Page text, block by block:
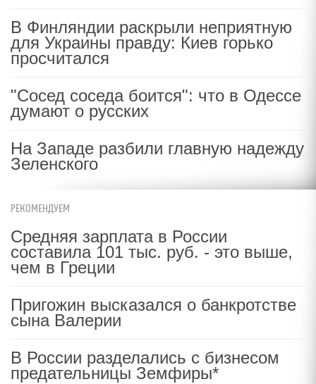
В Финляндии раскрыли неприятную
для Украины правду: Киев горько
просчитался
"Сосед соседа боится": что в Одессе
думают о русских
На Западе разбили главную надежду
Зеленского
РЕКОМЕНДУЕМ
Средняя зарплата в России
составила 101 тыс. руб. - это выше,
чем в Греции
Пригожин высказался о банкротстве
сына Валерии
В России разделались с бизнесом
предательницы Земфиры*